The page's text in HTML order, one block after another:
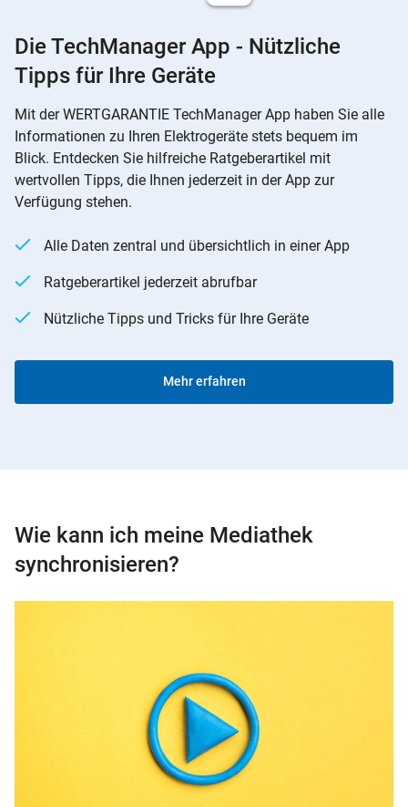
Die TechManager App - Nützliche
Tipps für Ihre Geräte
Mit der WERTGARANTIE TechManager App haben Sie alle
Informationen zu Ihren Elektrogeräte stets bequem im
Blick. Entdecken Sie hilfreiche Ratgeberartikel mit
wertvollen Tipps, die Ihnen jederzeit in der App zur
Verfügung stehen.
Alle Daten zentral und übersichtlich in einer App
Ratgeberartikel jederzeit abrufbar
Nützliche Tipps und Tricks für Ihre Geräte
Mehr erfahren
Wie kann ich meine Mediathek
synchronisieren?